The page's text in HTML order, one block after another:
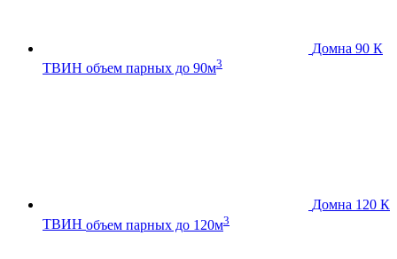
Домна 90 К
ТВИН объем парных до 90м3
Домна 120 К
ТВИН объем парных до 120м3